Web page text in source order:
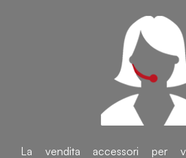
La vendita accessori per